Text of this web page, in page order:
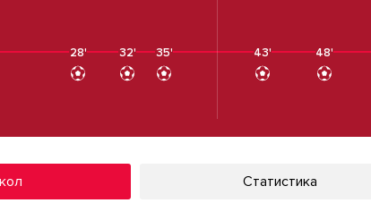
28' 32' 35' 43' 48'
Статистика